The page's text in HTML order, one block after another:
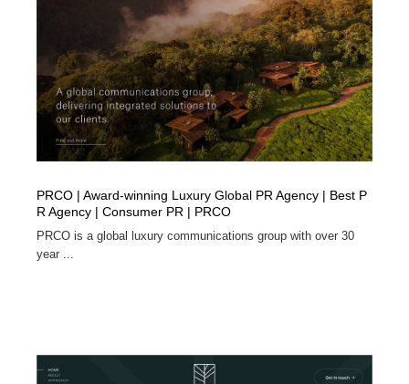
PRCO | Award-winning Luxury Global PR Agency | Best P
R Agency | Consumer PR | PRCO
PRCO is a global luxury communications group with over 30
year ...